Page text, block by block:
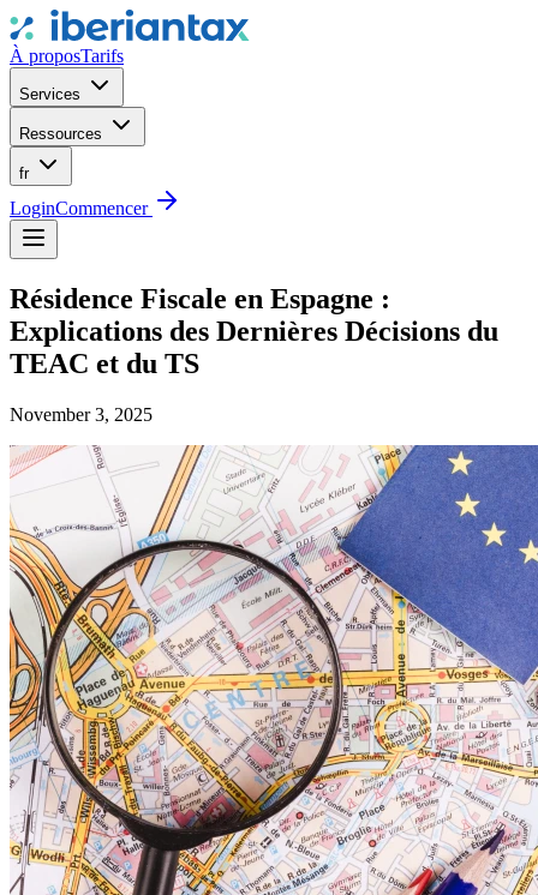
À proposTarifs
Services
Ressources
fr
LoginCommencer
Résidence Fiscale en Espagne :
Explications des Dernières Décisions du
TEAC et du TS
November 3, 2025